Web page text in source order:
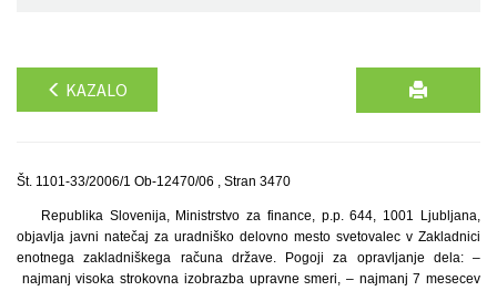
KAZALO
Št. 1101-33/2006/1 Ob-12470/06 , Stran 3470
Republika Slovenija, Ministrstvo za finance, p.p. 644, 1001 Ljubljana,
objavlja javni natečaj za uradniško delovno mesto svetovalec v Zakladnici
enotnega zakladniškega računa države. Pogoji za opravljanje dela: –
najmanj visoka strokovna izobrazba upravne smeri, – najmanj 7 mesecev